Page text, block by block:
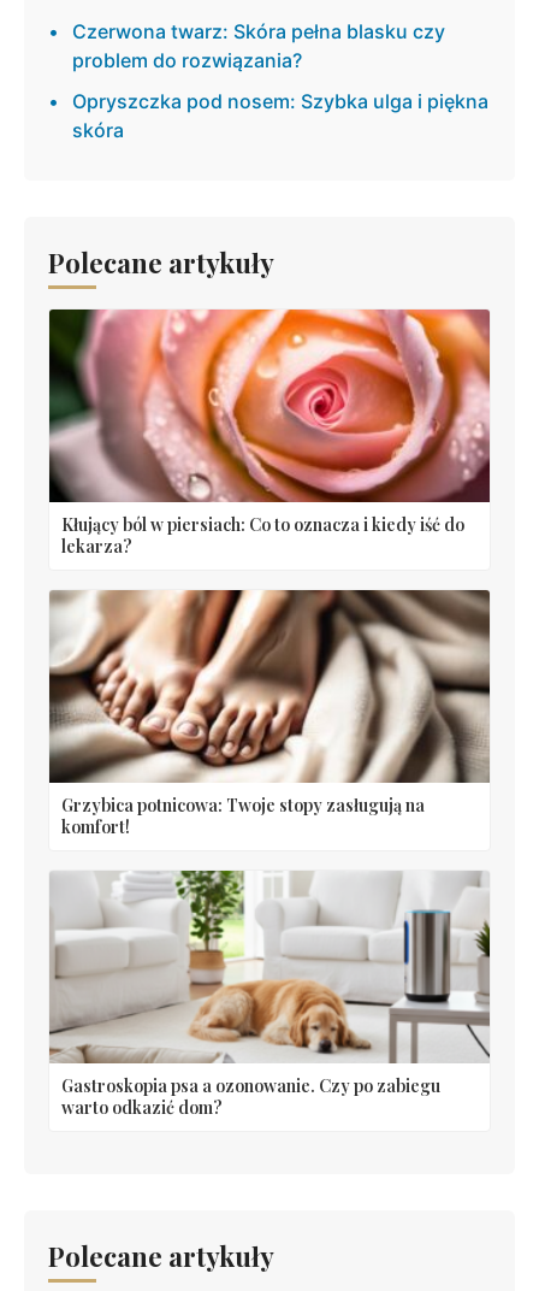
Czerwona twarz: Skóra pełna blasku czy
problem do rozwiązania?
Opryszczka pod nosem: Szybka ulga i piękna
skóra
Polecane artykuły
Kłujący ból w piersiach: Co to oznacza i kiedy iść do
lekarza?
Grzybica potnicowa: Twoje stopy zasługują na
komfort!
Gastroskopia psa a ozonowanie. Czy po zabiegu
warto odkazić dom?
Polecane artykuły